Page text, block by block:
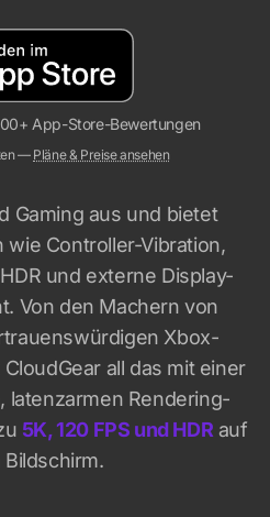
App-Store-Bewertungen
— Pläne & Preise ansehen
Gaming aus und bietet
Controller-Vibration,
und externe Display-
Von den Machern von
Xbox-
all das mit einer
latenzarmen Rendering-
5K, 120 FPS und HDR auf
Bildschirm.